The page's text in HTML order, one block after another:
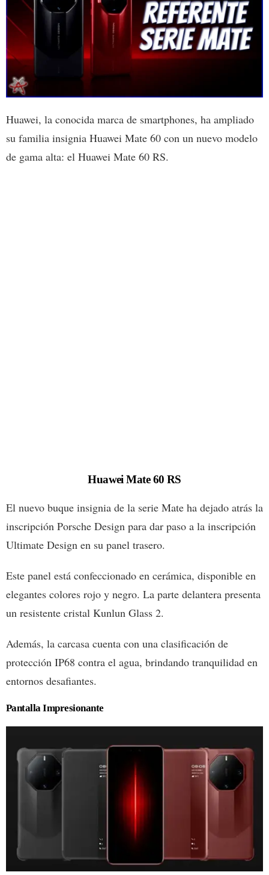
Huawei, la conocida marca de smartphones, ha ampliado
su familia insignia Huawei Mate 60 con un nuevo modelo
de gama alta: el Huawei Mate 60 RS.
Huawei Mate 60 RS
El nuevo buque insignia de la serie Mate ha dejado atrás la
inscripción Porsche Design para dar paso a la inscripción
Ultimate Design en su panel trasero.
Este panel está confeccionado en cerámica, disponible en
elegantes colores rojo y negro. La parte delantera presenta
un resistente cristal Kunlun Glass 2.
Además, la carcasa cuenta con una clasificación de
protección IP68 contra el agua, brindando tranquilidad en
entornos desafiantes.
Pantalla Impresionante